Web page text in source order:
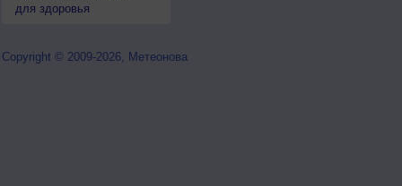
для здоровья
Copyright © 2009-2026, Метеонова